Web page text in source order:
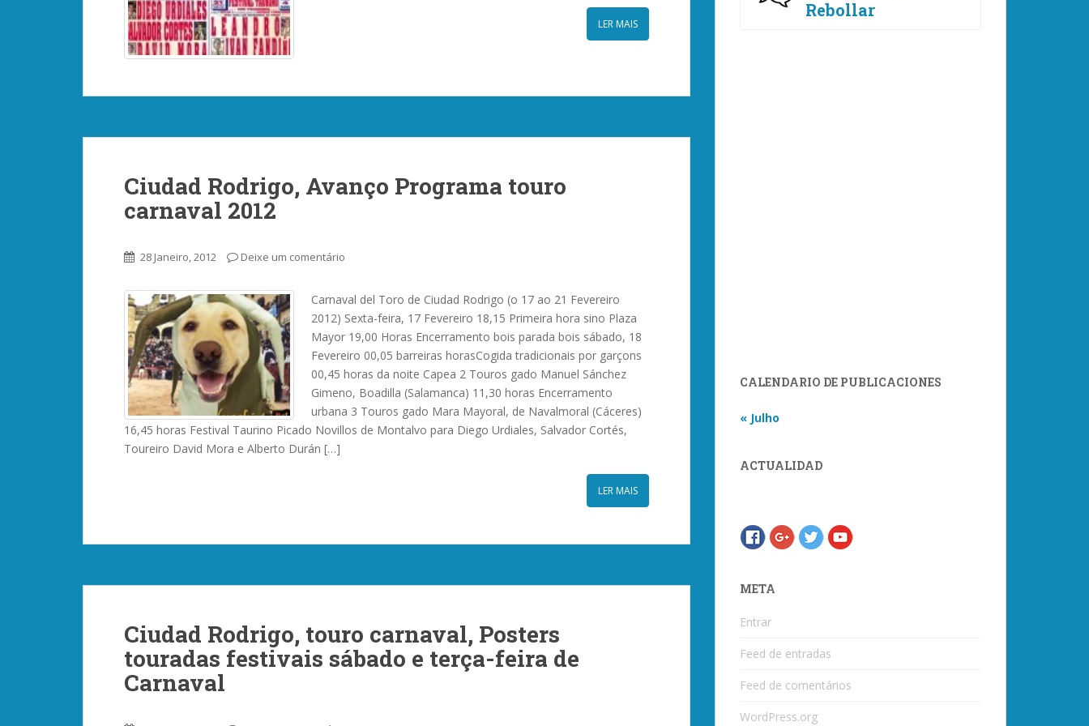
LER MAIS
Ciudad Rodrigo, Avanço Programa touro
carnaval 2012
28 Janeiro, 2012 Deixe um comentário
Carnaval del Toro de Ciudad Rodrigo (o 17 ao 21 Fevereiro
2012) Sexta-feira, 17 Fevereiro 18,15 Primeira hora sino Plaza
Mayor 19,00 Horas Encerramento bois parada bois sábado, 18
Fevereiro 00,05 barreiras horasCogida tradicionais por garçons
00,45 horas da noite Capea 2 Touros gado Manuel Sánchez
Gimeno, Boadilla (Salamanca) 11,30 horas Encerramento
urbana 3 Touros gado Mara Mayoral, de Navalmoral (Cáceres)
16,45 horas Festival Taurino Picado Novillos de Montalvo para Diego Urdiales, Salvador Cortés,
Toureiro David Mora e Alberto Durán […]
LER MAIS
Ciudad Rodrigo, touro carnaval, Posters
touradas festivais sábado e terça-feira de
Carnaval
Rebollar
CALENDARIO DE PUBLICACIONES
« Julho
ACTUALIDAD
META
Entrar
Feed de entradas
Feed de comentários
WordPress.org